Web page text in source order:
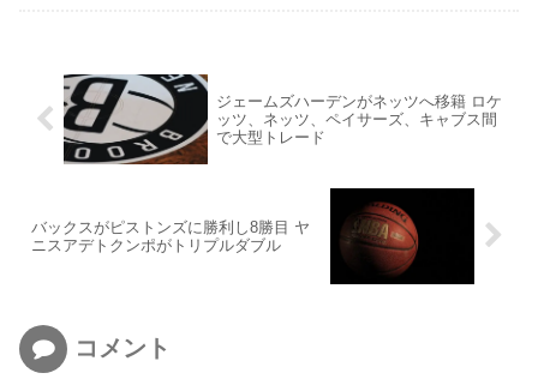
ジェームズハーデンがネッツへ移籍 ロケ
ッツ、ネッツ、ペイサーズ、キャブス間
で大型トレード
バックスがピストンズに勝利し8勝目 ヤ
ニスアデトクンポがトリプルダブル
コメント